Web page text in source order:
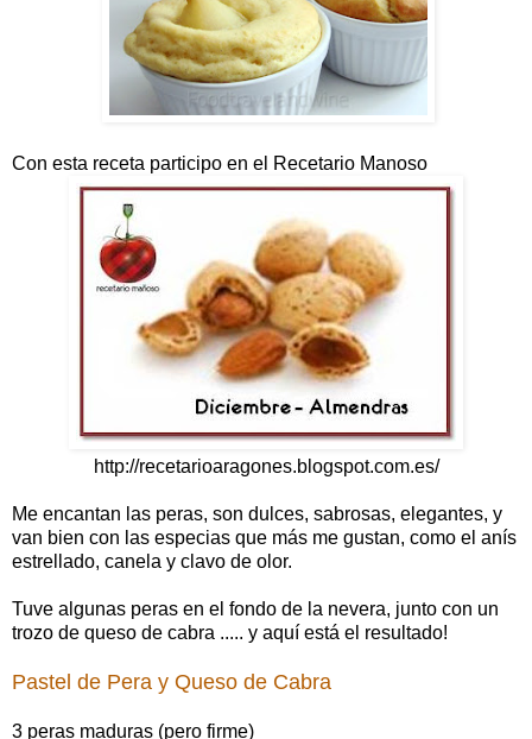
Con esta receta participo en el Recetario Manoso
http://recetarioaragones.blogspot.com.es/
Me encantan las peras, son dulces, sabrosas, elegantes, y
van bien con las especias que más me gustan, como el anís
estrellado, canela y clavo de olor.
Tuve algunas peras en el fondo de la nevera, junto con un
trozo de queso de cabra ..... y aquí está el resultado!
Pastel de Pera y Queso de Cabra
3 peras maduras (pero firme)